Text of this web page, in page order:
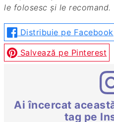
le folosesc și le recomand.
Distribuie pe Facebook
Salvează pe Pinterest
Ai încercat
tag pe